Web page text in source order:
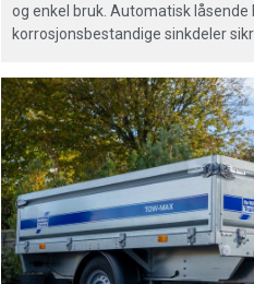
og enkel bruk. Automatisk låsende
korrosjonsbestandige sinkdeler